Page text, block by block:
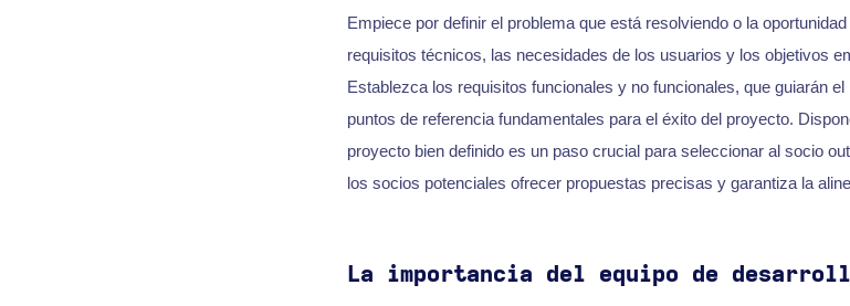
Empiece por definir el problema que está resolviendo o la
requisitos técnicos, las necesidades de los usuarios y los objetivos
Establezca los requisitos funcionales y no funcionales, que guiarán el
puntos de referencia fundamentales para el éxito del proyecto.
proyecto bien definido es un paso crucial para seleccionar al socio
los socios potenciales ofrecer propuestas precisas y garantiza la
La importancia del equipo de